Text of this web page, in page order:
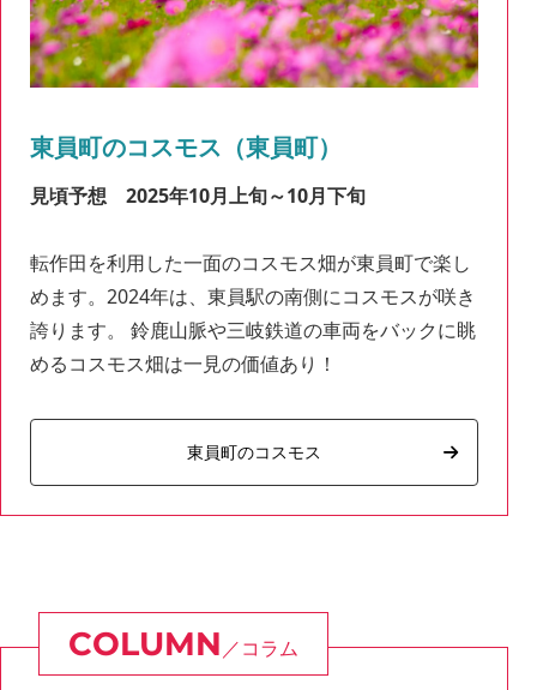
東員町のコスモス（東員町）
見頃予想 2025年10月上旬～10月下旬
転作田を利用した一面のコスモス畑が東員町で楽し
めます。2024年は、東員駅の南側にコスモスが咲き
誇ります。 鈴鹿山脈や三岐鉄道の車両をバックに眺
めるコスモス畑は一見の価値あり！
東員町のコスモス
コラム